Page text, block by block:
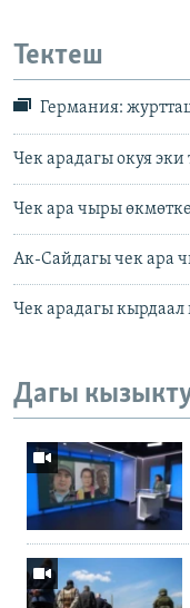
Тектеш
Германия:
Чек арадагы окуя эки
Чек ара чыры
Ак-Сайдагы чек ара
Чек арадагы кырдаал
Дагы